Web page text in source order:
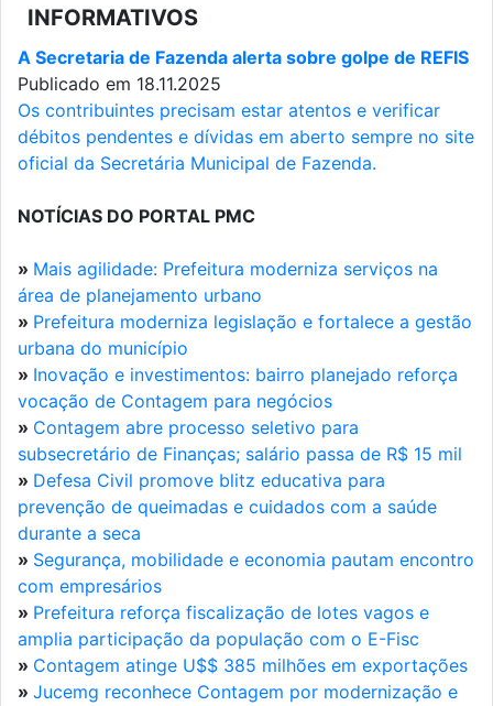
INFORMATIVOS
A Secretaria de Fazenda alerta sobre golpe de REFIS
Publicado em 18.11.2025
Os contribuintes precisam estar atentos e verificar
débitos pendentes e dívidas em aberto sempre no site
oficial da Secretária Municipal de Fazenda.
NOTÍCIAS DO PORTAL PMC
» Mais agilidade: Prefeitura moderniza serviços na
área de planejamento urbano
» Prefeitura moderniza legislação e fortalece a gestão
urbana do município
» Inovação e investimentos: bairro planejado reforça
vocação de Contagem para negócios
» Contagem abre processo seletivo para
subsecretário de Finanças; salário passa de R$ 15 mil
» Defesa Civil promove blitz educativa para
prevenção de queimadas e cuidados com a saúde
durante a seca
» Segurança, mobilidade e economia pautam encontro
com empresários
» Prefeitura reforça fiscalização de lotes vagos e
amplia participação da população com o E-Fisc
» Contagem atinge U$$ 385 milhões em exportações
» Jucemg reconhece Contagem por modernização e